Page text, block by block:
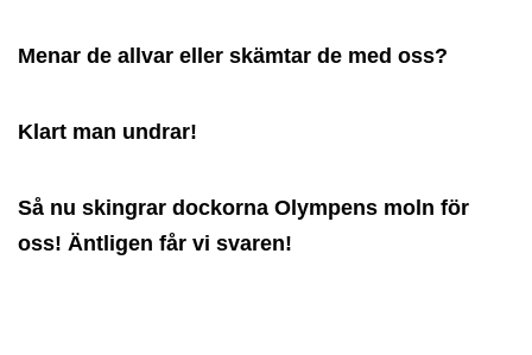
Menar de allvar eller skämtar de med oss?
Klart man undrar!
Så nu skingrar dockorna Olympens moln för
oss! Äntligen får vi svaren!